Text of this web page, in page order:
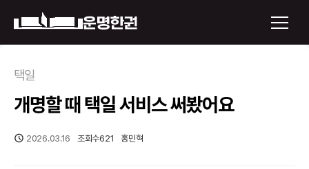
운명한권 보기
미래 배우자 얼굴
택일
개명할 때 택일 서비스 써봤어요
2026.03.16 조회수621 홍민혁